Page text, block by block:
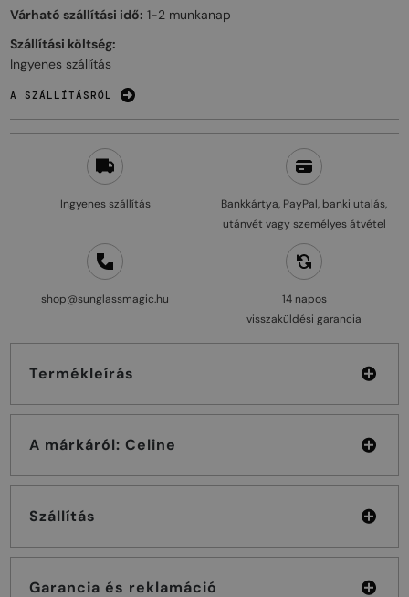
Ingyenes szállítás
Bankkártya, PayPal, banki utalás,
utánvét vagy személyes átvétel
shop@sunglassmagic.hu
14 napos
visszaküldési garancia
Termékleírás
A márkáról: Celine
Szállítás
Garancia és reklamáció
Várható szállítási idő: 1-2 munkanap
Szállítási költség:
Ingyenes szállítás
A SZÁLLÍTÁSRÓL